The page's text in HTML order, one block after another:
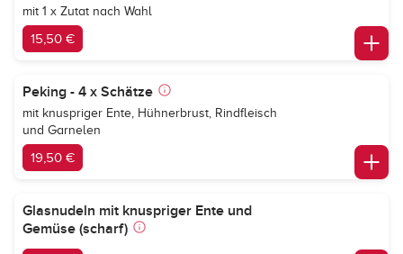
mit 1 x Zutat nach Wahl
15,50 €
Peking - 4 x Schätze
mit knuspriger Ente, Hühnerbrust, Rindfleisch
und Garnelen
19,50 €
Glasnudeln mit knuspriger Ente und
Gemüse (scharf)